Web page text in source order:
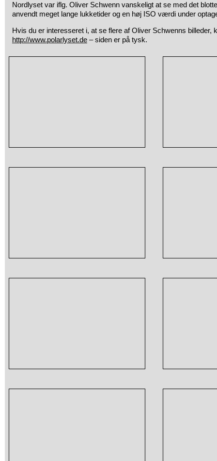
Nordlyset var iflg. Oliver Schwenn vanskeligt at se med det
anvendt meget lange lukketider og en høj ISO værdi under
Hvis du er interesseret i, at se flere af Oliver Schwenns billeder,
http://www.polarlyset.de – siden er på tysk.